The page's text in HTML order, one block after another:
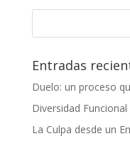
Entradas
Duelo: un proceso
Diversidad Funcional
La Culpa desde un